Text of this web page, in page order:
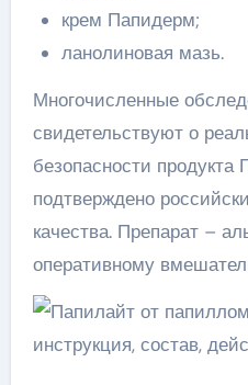
крем Папидерм;
ланолиновая мазь.
Многочисленные
свидетельствуют о
безопасности
подтверждено
качества. Препарат –
оперативному